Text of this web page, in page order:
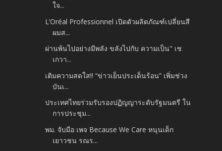
ใจ...
L’Oréal Professionnel เปิดตัวผลิตภัณฑ์เปลี่ยนสี
ผมส...
ผ่านพ้นไปอย่างมีพลัง ขลังไปกับ ความเป็น" เช
เกวา...
เติมความสดใส!! “ข่าวเย็นประเด็นร้อน” เพิ่มช่วง
บันเ...
ประเทศไทยร่วมรับรองปฏิญญาระดับรัฐมนตรี ใน
การประชุม...
พม. จับมือ เพจ Because We Care หนุนเด็ก
เยาวชน รณร...